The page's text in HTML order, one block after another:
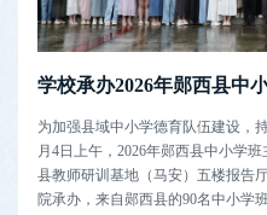
学校承办2026年郧西县中
为加强县域中小学德育队伍建设，
月4日上午，2026年郧西县中小学
县教师研训基地（马安）五楼报告
院承办，来自郧西县的90名中小学